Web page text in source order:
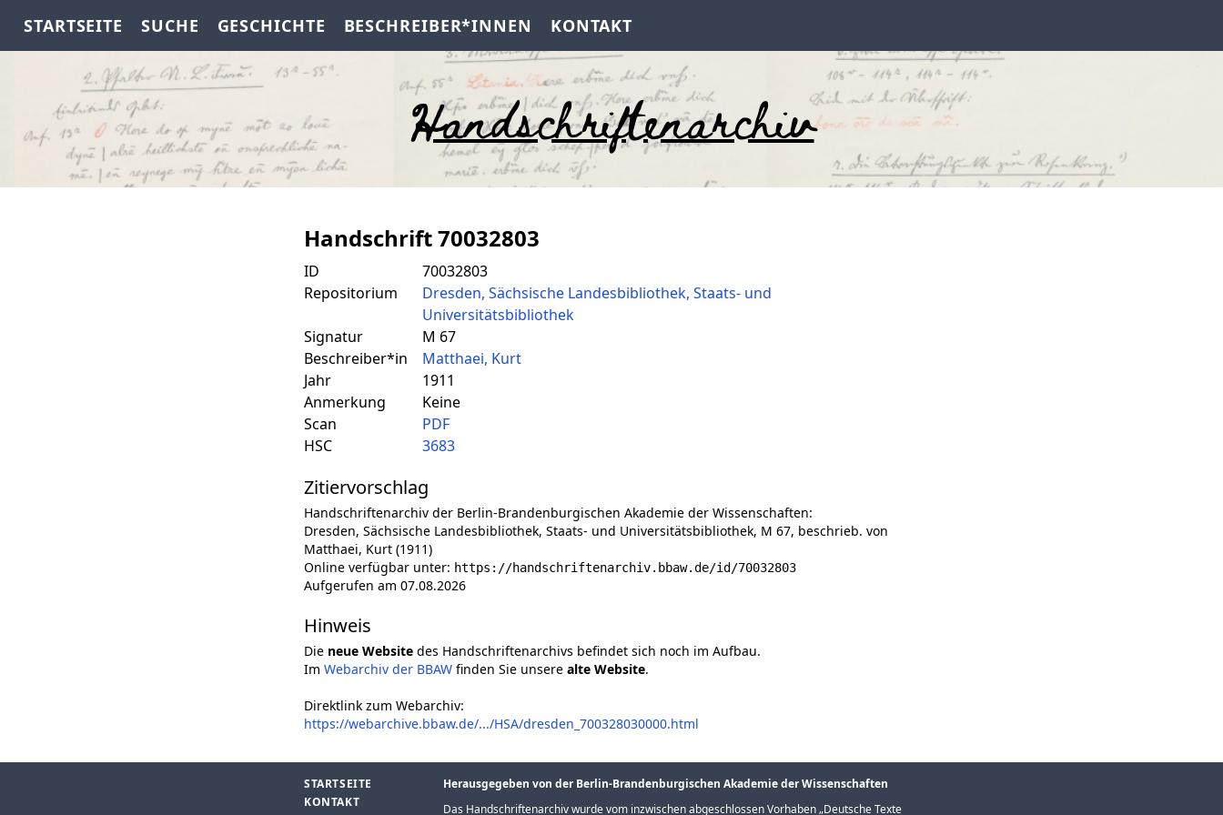
STARTSEITE SUCHE GESCHICHTE BESCHREIBER*INNEN KONTAKT
Handschriftenarchiv
Handschrift 70032803
ID
70032803
Repositorium
Dresden, Sächsische Landesbibliothek, Staats- und
Universitätsbibliothek
Signatur
M 67
Beschreiber*in
Matthaei, Kurt
Jahr
1911
Anmerkung
Keine
Scan
PDF
HSC
3683
Zitiervorschlag
Handschriftenarchiv der Berlin-Brandenburgischen Akademie der Wissenschaften:
Dresden, Sächsische Landesbibliothek, Staats- und Universitätsbibliothek, M 67, beschrieb. von
Matthaei, Kurt (1911)
Online verfügbar unter: https://handschriftenarchiv.bbaw.de/id/70032803
Aufgerufen am 07.08.2026
Hinweis
Die neue Website des Handschriftenarchivs befindet sich noch im Aufbau.
Im Webarchiv der BBAW finden Sie unsere alte Website.
Direktlink zum Webarchiv:
https://webarchive.bbaw.de/.../HSA/dresden_700328030000.html
STARTSEITE
KONTAKT
Herausgegeben von der Berlin-Brandenburgischen Akademie der Wissenschaften
Das Handschriftenarchiv wurde vom inzwischen abgeschlossen Vorhaben „Deutsche Texte